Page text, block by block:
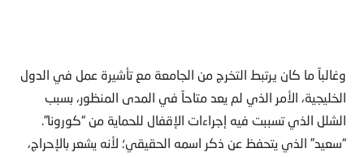
وغالباً ما كان يرتبط التخرج من الجامعة مع تأشيرة عمل في الدول
الخليجية، الأمر الذي لم يعد متاحاً في المدى المنظور، بسبب
الشلل الذي تسببت فيه إجراءات الإقفال للحماية من “كورونا”.
“سعيد” الذي يتحفظ عن ذكر اسمه الحقيقي؛ لأنه يشعر بالإحراج،